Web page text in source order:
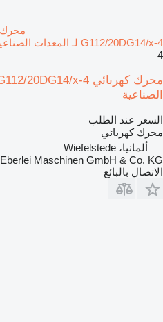
G112/20DG14/x-4 لـ المعدات الصناعية
4
الصناعية
السعر عند الطلب
محرك كهربائي
ألمانيا، Wiefelstede
Eberlei Maschinen GmbH & Co. KG
الاتصال بالبائع